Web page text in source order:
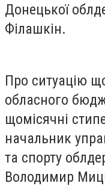
Донецької
Філашкін.
Про ситуацію
обласного
щомісячні
начальник
та спорту
Володимир